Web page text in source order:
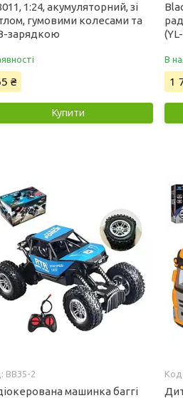
1:24, акумуляторний, зі
гумовими колесами та
зарядкою
₴
Купити
В
1
BB35-2
машинка баггі